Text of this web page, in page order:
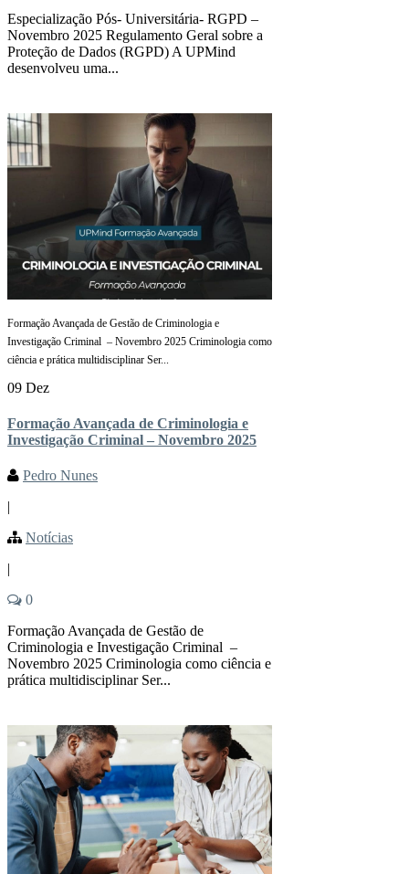
Especialização Pós- Universitária- RGPD –
Novembro 2025 Regulamento Geral sobre a
Proteção de Dados (RGPD) A UPMind
desenvolveu uma...
Formação Avançada de Gestão de Criminologia e
Investigação Criminal – Novembro 2025 Criminologia como
ciência e prática multidisciplinar Ser...
09 Dez
Formação Avançada de Criminologia e
Investigação Criminal – Novembro 2025
Pedro Nunes
Notícias
0
Formação Avançada de Gestão de
Criminologia e Investigação Criminal –
Novembro 2025 Criminologia como ciência e
prática multidisciplinar Ser...